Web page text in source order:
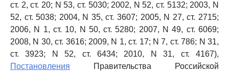
ст. 2, ст. 20; N 53, ст. 5030; 2002, N 52, ст. 5132; 2003, N
52, ст. 5038; 2004, N 35, ст. 3607; 2005, N 27, ст. 2715;
2006, N 1, ст. 10, N 50, ст. 5280; 2007, N 49, ст. 6069;
2008, N 30, ст. 3616; 2009, N 1, ст. 17; N 7, ст. 786; N 31,
ст. 3923; N 52, ст. 6434; 2010, N 31, ст. 4167),
Постановления Правительства Российской